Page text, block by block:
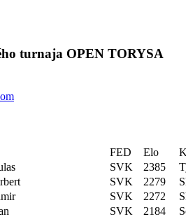
turnaja OPEN TORYSA
FED Elo
SVK 2385
SVK 2279
SVK 2272
SVK 2184